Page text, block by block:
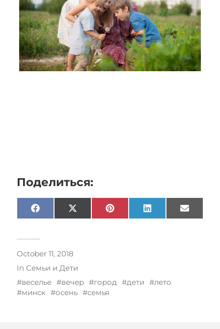
Поделиться:
Facebook X
(Twitter)
Pinterest LinkedIn Email
October 11, 2018
In Семьи и Дети
веселье
вечер город дети
лето
минск
осень семья